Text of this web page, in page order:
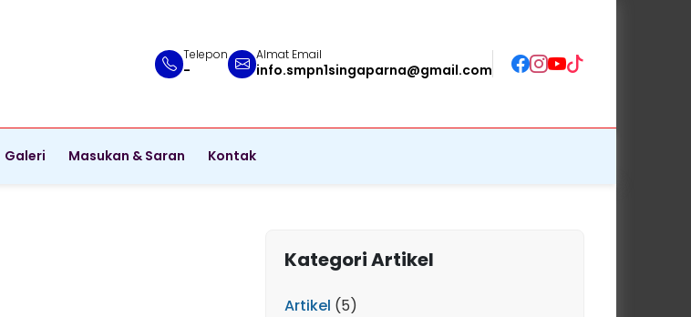
Telepon
-
Almat Email
info.smpn1singaparna@gmail.com
Galeri Masukan & Saran Kontak
Kategori Artikel
Artikel (5)